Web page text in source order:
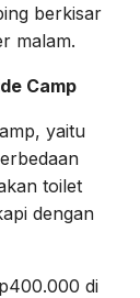
berkisar
malam.
Camp
yaitu
toilet
dengan
di